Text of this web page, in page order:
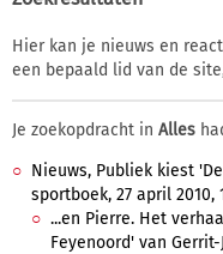
Hier kan je nieuws en
een bepaald lid van de
Je zoekopdracht in Alles
Nieuws, Publiek kiest
sportboek, 27 april 2010,
...en Pierre. Het
Feyenoord' van Gerrit-